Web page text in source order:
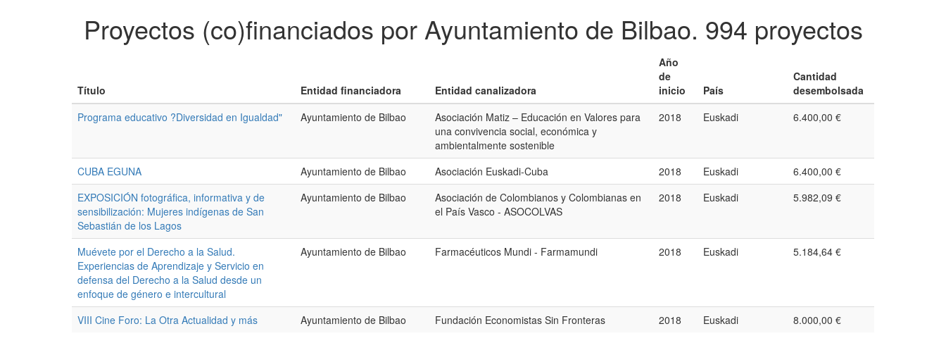
Proyectos (co)financiados por Ayuntamiento de Bilbao. 994 proyectos
Título Entidad financiadora Entidad canalizadora
Año
de
inicio
País
Cantidad
desembolsada
Programa educativo ?Diversidad en Igualdad"
Ayuntamiento de Bilbao
Asociación Matiz – Educación en Valores para
una convivencia social, económica y
ambientalmente sostenible
2018 Euskadi 6.400,00 €
CUBA EGUNA Ayuntamiento de Bilbao Asociación Euskadi-Cuba 2018 Euskadi
6.400,00 €
EXPOSICIÓN fotográfica, informativa y de
sensibilización: Mujeres indígenas de San
Sebastián de los Lagos
Ayuntamiento de Bilbao
Asociación de Colombianos y Colombianas en
el País Vasco - ASOCOLVAS
2018 Euskadi 5.982,09 €
Muévete por el Derecho a la Salud.
Experiencias de Aprendizaje y Servicio en
defensa del Derecho a la Salud desde un
enfoque de género e intercultural
Ayuntamiento de Bilbao Farmacéuticos Mundi - Farmamundi 2018 Euskadi 5.184,64 €
VIII Cine Foro: La Otra Actualidad y más Ayuntamiento de Bilbao Fundación Economistas Sin Fronteras 2018 Euskadi 8.000,00 €